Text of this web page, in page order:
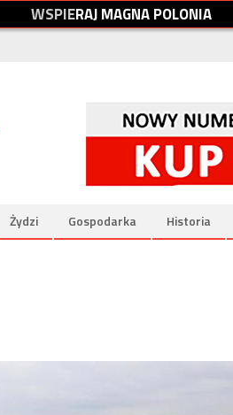
WSPIERAJMAGNAPOLONIA
Żydzi Gospodarka Historia